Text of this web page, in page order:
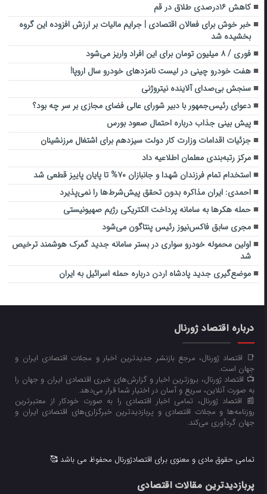
کاهش ۱۶درصدی طلاق در قم
خبر خوش برای فعالان اقتصادی | جرایم مالیات بر ارزش افزوده این گروه
بخشیده شد
فوری / ۸ میلیون تومان برای این افراد واریز می‌شود
هفت خودرو چینی در لیست نامزدهای خودرو سال اروپا!
سنجش بی‌صدای آلاینده نیتروژنی
دعوای رئیس‌جمهور با دبیر شورای عالی فضای مجازی بر سر چه بود؟
پیش بینی جذاب درباره احتمال صعود بورس
جزئیات اقدامات وزارت کار دولت سیزدهم برای اشتغال مرزنشینان
مرکز رتبه‌بندی معلمان اطلاعیه داد
استخدام تمام فرزندان شهدا و جانبازان ۷۰% تا پایان پاییز قطعی شد
احمدی: ایران مذاکره بدون تحقق پیش‌شرط‌ها را نمی‌پذیرد
حمله هکرها به سامانه پرداخت الکتریکی رژیم صهیونیستی
مجری سابق فاکس‌نیوز رئیس پنتاگون می‌شود
اولین محموله خودرو سواری در بستر سامانه جدید گمرک هوشمند ترخیص
شد
موضع‌گیری جدید پادشاه اردن درباره حمله اسرائیل به ایران
درباره اقتصاد ژورنال
📑 اقتصاد ژورنال، مرجع بازنشر جدیدترین اخبار و مجلات اقتصادی ایران و
جهان است.
📺 اقتصاد ژورنال، بروزترین اخبار و گزارش‌های خبری اقتصادی ایران و جهان را
به صورت آنلاین، سریع و آسان در اختیار شما قرار می‌‌دهد.
📰 اقتصاد ژورنال، تمامی اخبار اقتصادی را به صورت خودکار از معتبرترین
روزنامه‌ها و مجلات اقتصادی و پربازدیدترین خبرگزاری‌های اقتصادی ایران و
جهان گردآوری می‌کند.
تمامی حقوق مادی و معنوی برای اقتصادژورنال محفوظ می باشد 🥰
پربازدیدترین مقالات اقتصادی